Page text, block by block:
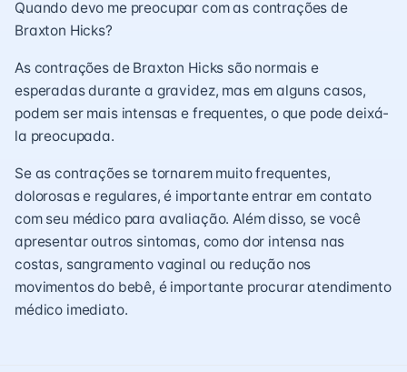
Quando devo me preocupar com as contrações de
Braxton Hicks?
As contrações de Braxton Hicks são normais e
esperadas durante a gravidez, mas em alguns casos,
podem ser mais intensas e frequentes, o que pode deixá-
la preocupada.
Se as contrações se tornarem muito frequentes,
dolorosas e regulares, é importante entrar em contato
com seu médico para avaliação. Além disso, se você
apresentar outros sintomas, como dor intensa nas
costas, sangramento vaginal ou redução nos
movimentos do bebê, é importante procurar atendimento
médico imediato.